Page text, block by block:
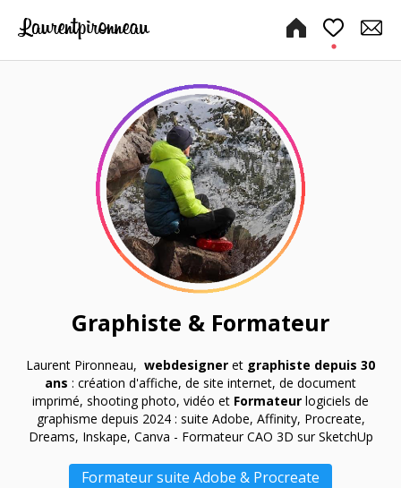
Graphiste & Formateur
Laurent Pironneau, webdesigner et graphiste depuis 30
ans : création d'affiche, de site internet, de document
imprimé, shooting photo, vidéo et Formateur logiciels de
graphisme depuis 2024 : suite Adobe, Affinity, Procreate,
Dreams, Inskape, Canva - Formateur CAO 3D sur SketchUp
Formateur suite Adobe & Procreate